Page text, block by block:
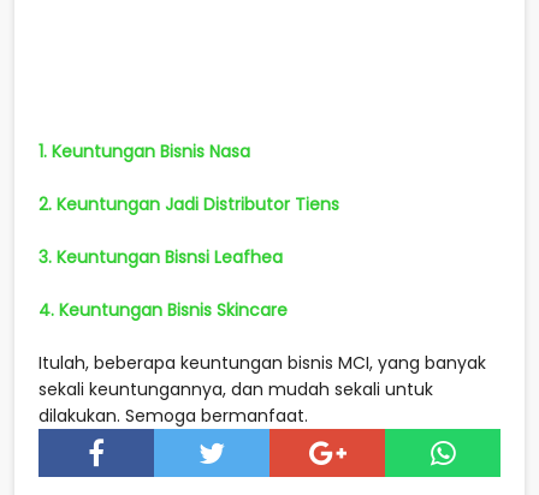
1. Keuntungan Bisnis Nasa
2. Keuntungan Jadi Distributor Tiens
3. Keuntungan Bisnsi Leafhea
4. Keuntungan Bisnis Skincare
Itulah, beberapa keuntungan bisnis MCI, yang banyak
sekali keuntungannya, dan mudah sekali untuk
dilakukan. Semoga bermanfaat.